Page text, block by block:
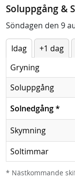
Soluppgång &
Söndagen den 9
Idag +1 dag
Gryning
Soluppgång
Solnedgång*
Skymning
Soltimmar
* Nästkommande